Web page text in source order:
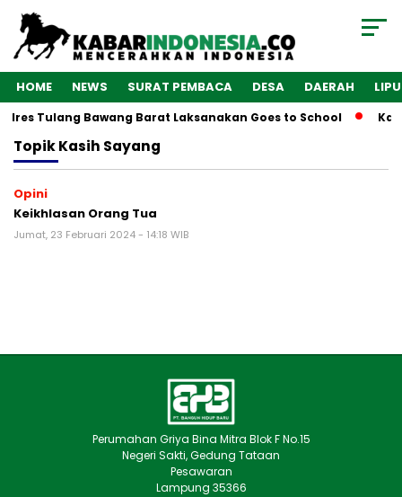
HOME NEWS SURAT PEMBACA DESA DAERAH
Tulang Bawang Barat Laksanakan Goes to School
TopikKasih Sayang
Opini
Keikhlasan Orang Tua
Jumat, 23 Februari 2024 - 14:18 WIB
Perumahan Griya Bina Mitra Blok F No.15
Negeri Sakti, Gedung Tataan
Pesawaran
Lampung 35366